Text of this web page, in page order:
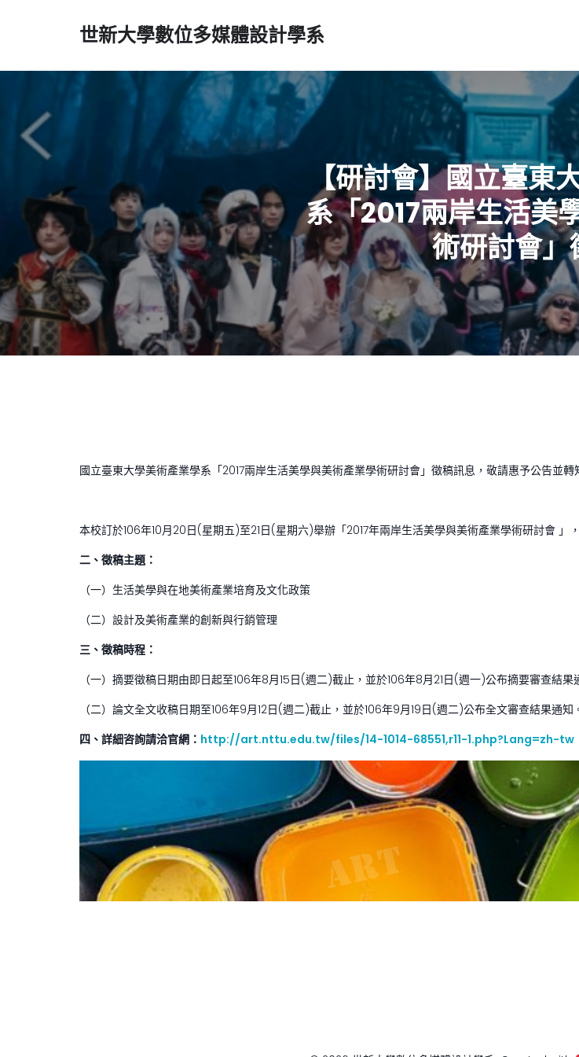
世新大學數位多媒體設計學系
【研討會】國立臺東
系「2017兩岸生活美
術研討會」
國立臺東大學美術產業學系「2017兩岸生活美學與美術產業學術研討會」徵稿訊息，敬請惠予公告並轉
本校訂於106年10月20日(星期五)至21日(星期六)舉辦「2017年兩岸生活美學與美術產業學術研討會
二、徵稿主題：
（一）生活美學與在地美術產業培育及文化政策
（二）設計及美術產業的創新與行銷管理
三、徵稿時程：
（一）摘要徵稿日期由即日起至106年8月15日(週二)截止，並於106年8月21日(週一)公布摘要審查結果
（二）論文全文收稿日期至106年9月12日(週二)截止，並於106年9月19日(週二)公布全文審查結果通知
四、詳細咨詢請洽官網： http://art.nttu.edu.tw/files/14-1014-68551,r11-1.php?Lang=zh-tw